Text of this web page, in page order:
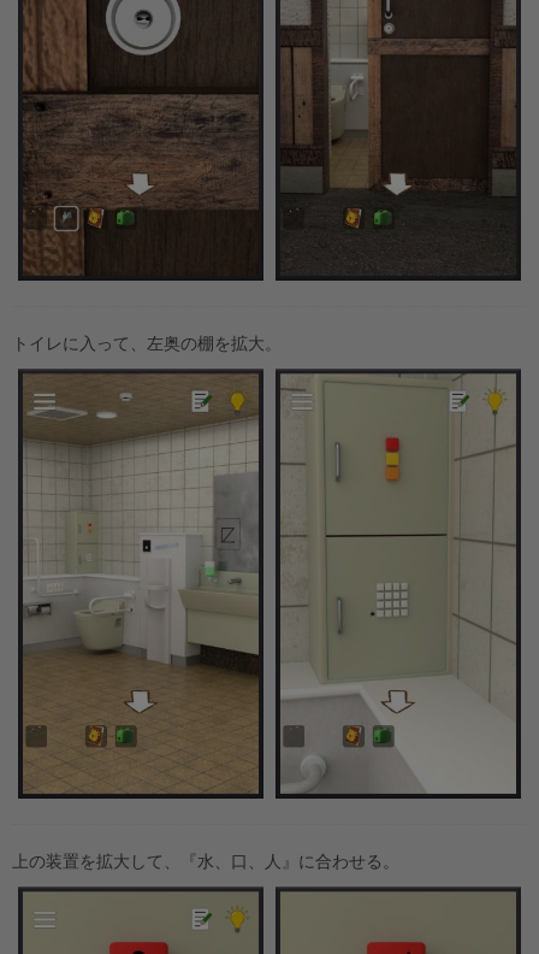
トイレに入って、左奥の棚を拡大。
上の装置を拡大して、『水、口、人』に合わせる。